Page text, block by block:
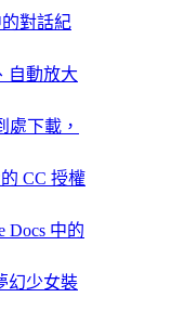
對話紀
自動放大
處下載，
的 CC 授權
Docs 中的
幻少女裝